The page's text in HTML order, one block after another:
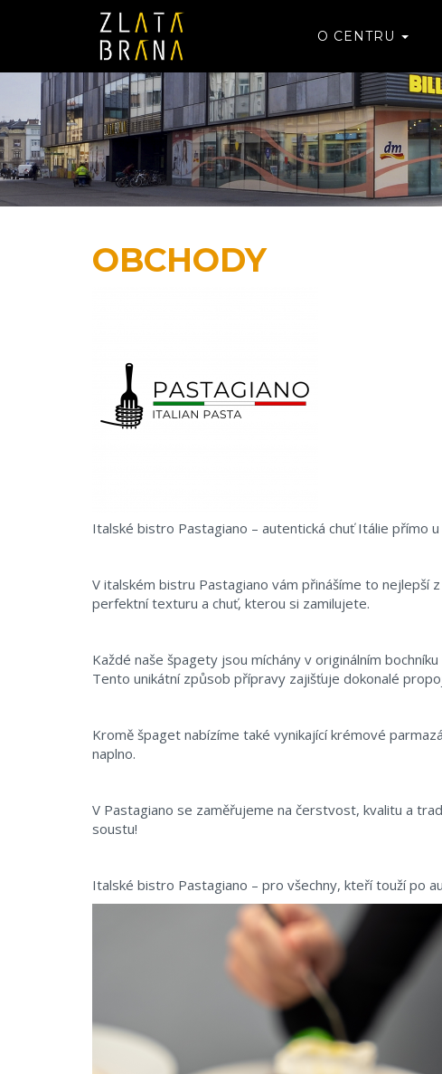
O CENTRU
OBCHODY
Italské bistro Pastagiano – autentická chuť Itálie přímo u
V italském bistru Pastagiano vám přinášíme to nejlepší
perfektní texturu a chuť, kterou si zamilujete.
Každé naše špagety jsou míchány v originálním
Tento unikátní způsob přípravy zajišťuje dokonalé
Kromě špaget nabízíme také vynikající krémové
naplno.
V Pastagiano se zaměřujeme na čerstvost, kvalitu a
soustu!
Italské bistro Pastagiano – pro všechny, kteří touží po